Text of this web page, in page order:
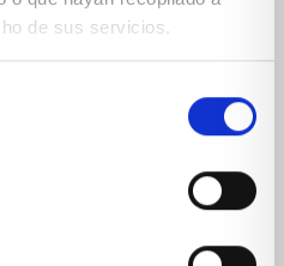
de sus servicios.